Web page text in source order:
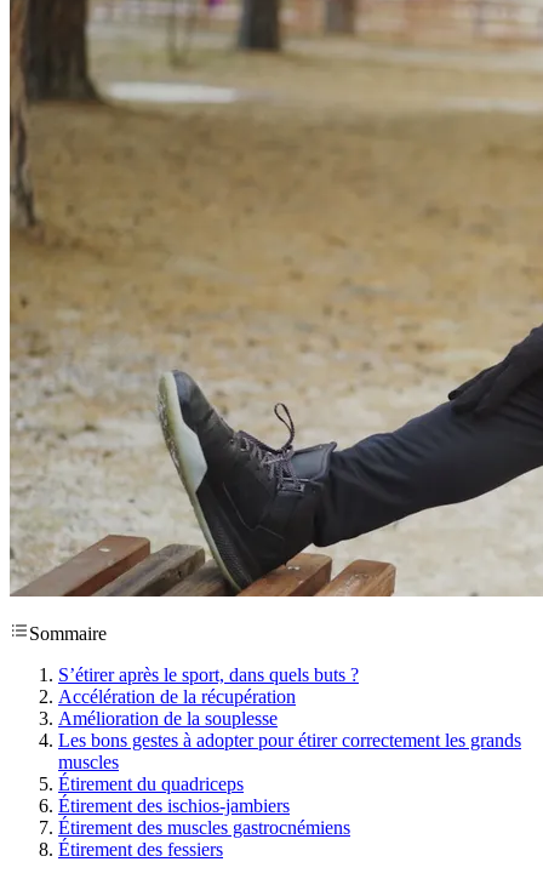
Sommaire
S’étirer après le sport, dans quels buts ?
Accélération de la récupération
Amélioration de la souplesse
Les bons gestes à adopter pour étirer correctement les grands
muscles
Étirement du quadriceps
Étirement des ischios-jambiers
Étirement des muscles gastrocnémiens
Étirement des fessiers